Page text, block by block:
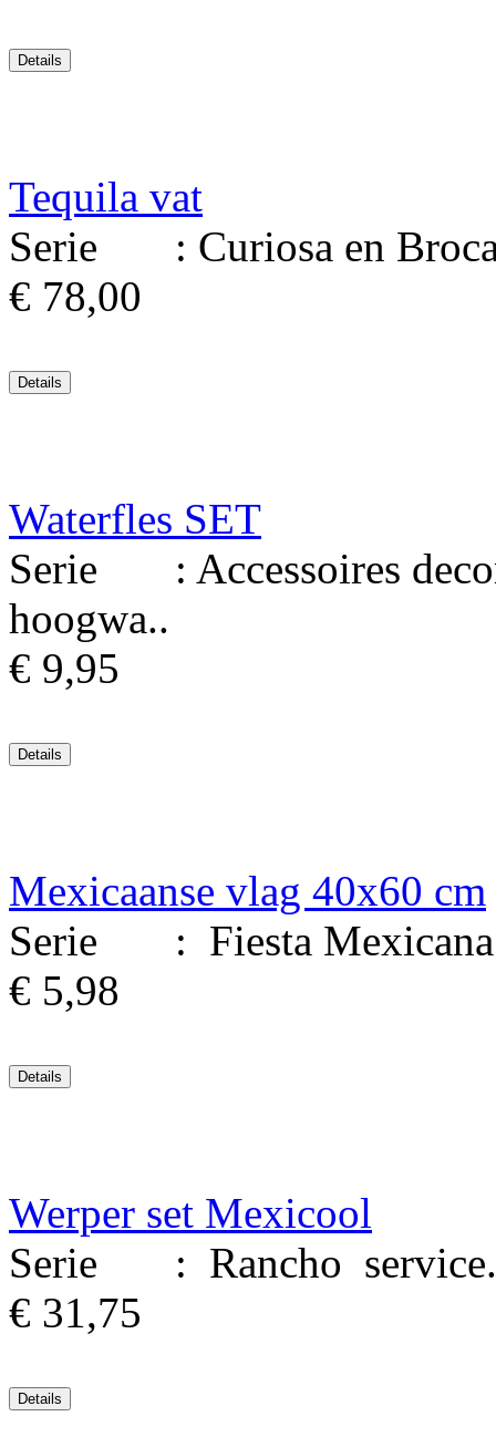
Tequila vat
Serie : Curiosa en
€ 78,00
Waterfles SET
Serie : Accessoires
hoogwa..
€ 9,95
Mexicaanse vlag 40x60 cm
Serie : Fiesta Mexicana
€ 5,98
Werper set Mexicool
Serie : Rancho service.
€ 31,75